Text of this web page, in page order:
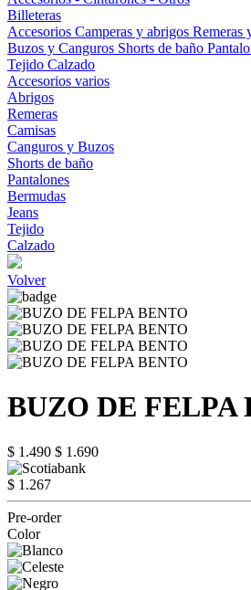
Billeteras
Accesorios Camperas y abrigos Remeras
Buzos y Canguros Shorts de baño
Tejido Calzado
Accesorios varios
Abrigos
Remeras
Camisas
Canguros y Buzos
Shorts de baño
Pantalones
Bermudas
Jeans
Tejido
Calzado
Volver
BUZO DE FELPA
$ 1.490 $ 1.690
$ 1.267
Pre-order
Color